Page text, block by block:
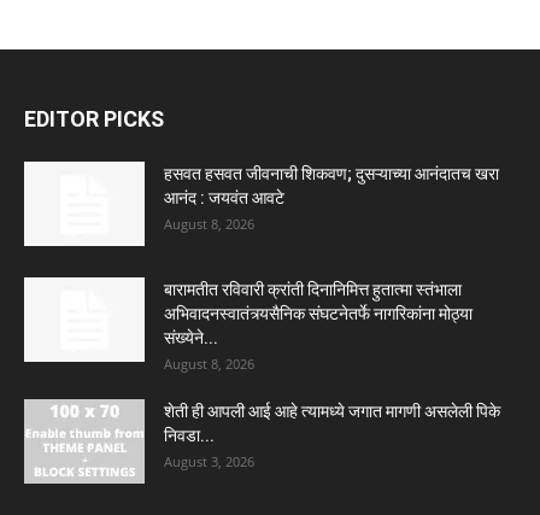
EDITOR PICKS
हसवत हसवत जीवनाची शिकवण; दुसऱ्याच्या आनंदातच खरा
आनंद : जयवंत आवटे
August 8, 2026
बारामतीत रविवारी क्रांती दिनानिमित्त हुतात्मा स्तंभाला
अभिवादनस्वातंत्र्यसैनिक संघटनेतर्फे नागरिकांना मोठ्या
संख्येने...
August 8, 2026
शेती ही आपली आई आहे त्यामध्ये जगात मागणी असलेली पिके
निवडा...
August 3, 2026